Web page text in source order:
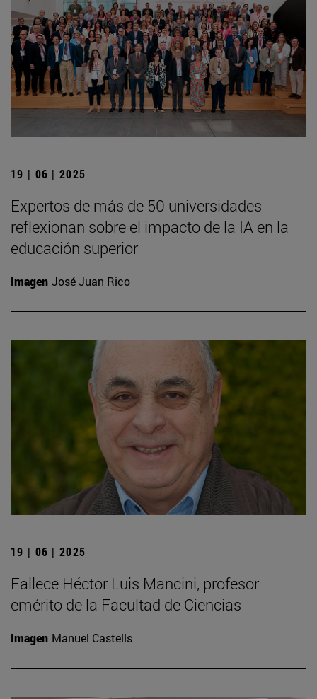
19 | 06 | 2025
Expertos de más de 50 universidades
reflexionan sobre el impacto de la IA en la
educación superior
Imagen José Juan Rico
19 | 06 | 2025
Fallece Héctor Luis Mancini, profesor
emérito de la Facultad de Ciencias
Imagen Manuel Castells